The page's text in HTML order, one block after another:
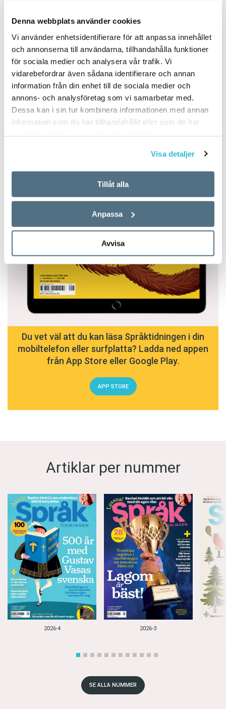
Denna webbplats använder cookies
Vi använder enhetsidentifierare för att anpassa innehållet
och annonserna till användarna, tillhandahålla funktioner
för sociala medier och analysera vår trafik. Vi
vidarebefordrar även sådana identifierare och annan
information från din enhet till de sociala medier och
annons- och analysföretag som vi samarbetar med.
Dessa kan i sin tur kombinera informationen med annan
information som du har tillhandahållit eller som de har
samlat in när du har använt deras tjänster.
Visa detaljer
Tillåt alla
Anpassa
Avvisa
PUBLICERAD 2025-06-16
Du vet väl att du kan läsa Språktidningen i din
mobiltelefon eller surfplatta? Ladda ned appen
från App Store eller Google Play.
APP STORE
Artiklar per nummer
2026-4 2026-3
SE ALLA NUMMER